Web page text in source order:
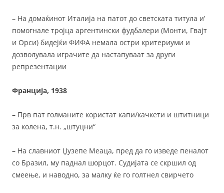
– На домаќинот Италија на патот до светската титула и’
помогнале тројца аргентински фудбалери (Монти, Гвајт
и Орси) бидејќи ФИФА немала остри критериуми и
дозволувала играчите да настапуваат за други
репрезентации
Франција, 1938
– Прв пат голманите користат капи/качкети и штитници
за колена, т.н. „штуцни“
– На славниот Џузепе Меаца, пред да го изведе пеналот
со Бразил, му паднал шорцот. Судијата се скршил од
смеење, и наводно, за малку ќе го голтнел свирчето